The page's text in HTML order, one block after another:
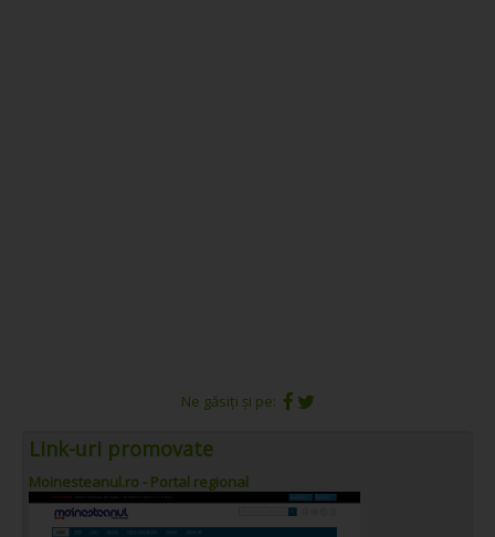
Ne găsiți și pe:
Link-uri promovate
Moinesteanul.ro - Portal regional